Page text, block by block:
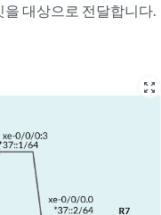
대상으로 전달합니다.
zoom_out_map